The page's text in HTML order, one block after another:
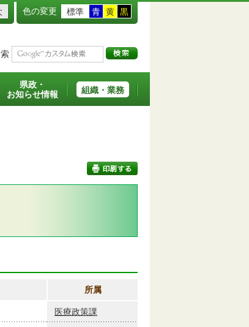
色の変更 標準 青 黄 黒
県政・
お知らせ情報
組織・業務
所属
医療政策課